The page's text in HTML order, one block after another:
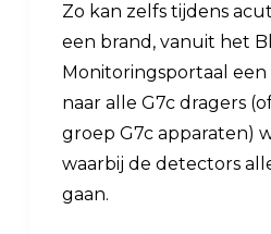
Zo kan zelfs tijdens
een brand, vanuit het
Monitoringsportaal
naar alle G7c dragers
groep G7c apparaten)
waarbij de detectors
gaan.